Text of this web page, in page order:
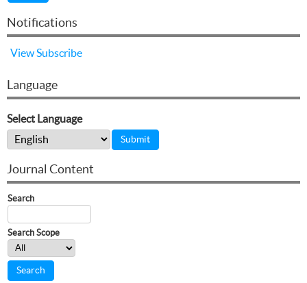
Notifications
View Subscribe
Language
Select Language
Journal Content
Search
Search Scope